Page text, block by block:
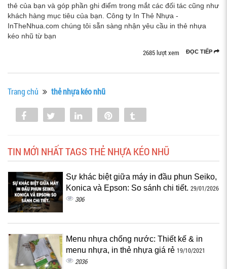
thẻ của bạn và góp phần ghi điểm trong mắt các đối tác cũng như
khách hàng mục tiêu của bạn. Công ty In Thẻ Nhựa -
InTheNhua.com chúng tôi sẵn sàng nhận yêu cầu in thẻ nhựa
kéo nhũ từ bạn
ĐỌC TIẾP
2685 lượt xem
Trang chủ thẻ nhựa kéo nhũ
Share Tweet Share
TIN MỚI NHẤT TAGS THẺ NHỰA KÉO NHŨ
Sự khác biệt giữa máy in đầu phun Seiko,
Konica và Epson: So sánh chi tiết. 29/01/2026
306
Menu nhựa chống nước: Thiết kế & in
menu nhựa, in thẻ nhựa giá rẻ 19/10/2021
2036